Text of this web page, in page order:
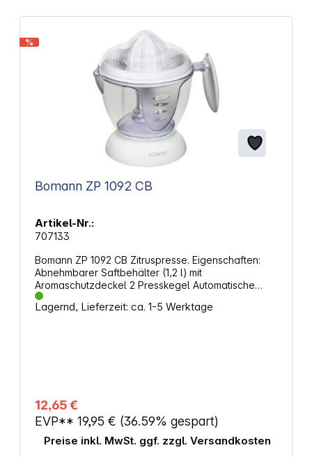
%
Bomann ZP 1092 CB
Artikel-Nr.:
707133
Bomann ZP 1092 CB Zitruspresse. Eigenschaften:
Abnehmbarer Saftbehälter (1,2 l) mit
Aromaschutzdeckel 2 Presskegel Automatische
Start-/Stopp-Funktion bei Druck auf den Presskegel
Automatischer Rechts-/Linkslauf für optimale
Lagernd, Lieferzeit: ca. 1-5 Werktage
12,65 €
EVP** 19,95 € (36.59% gespart)
Preise inkl. MwSt. ggf. zzgl. Versandkosten